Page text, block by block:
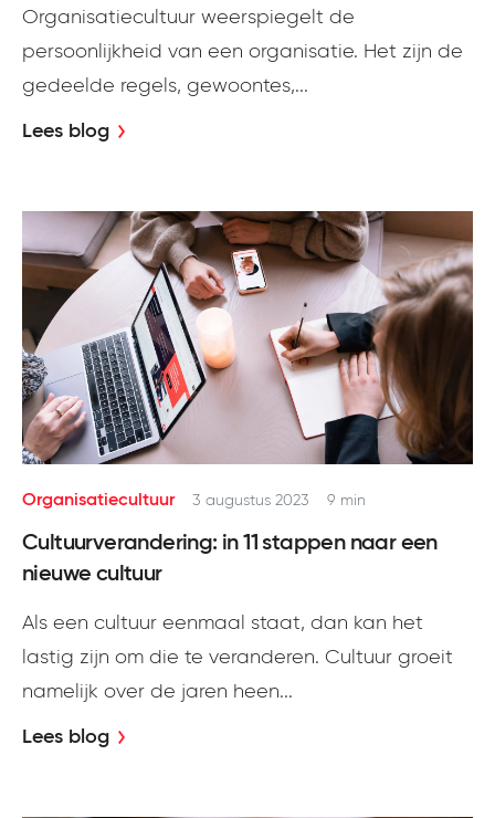
Organisatiecultuur weerspiegelt de
persoonlijkheid van een organisatie. Het zijn de
gedeelde regels, gewoontes,...
Lees blog
Organisatiecultuur 3 augustus 2023 9 min
Cultuurverandering: in 11 stappen naar een
nieuwe cultuur
Als een cultuur eenmaal staat, dan kan het
lastig zijn om die te veranderen. Cultuur groeit
namelijk over de jaren heen...
Lees blog